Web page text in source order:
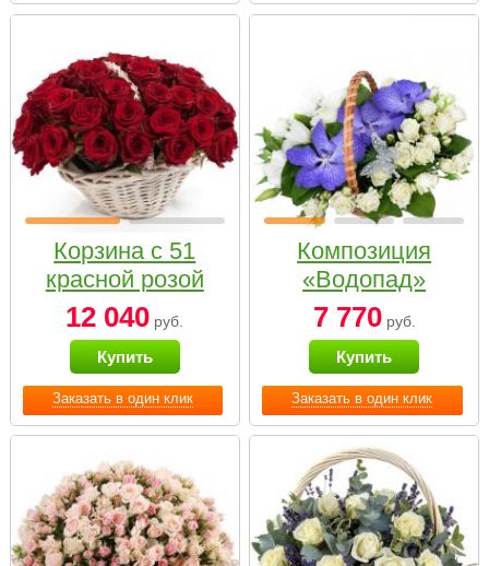
Заказать в один клик
Корзина с 51
красной розой
12 040 руб.
Купить
Заказать в один клик
Композиция
«Водопад»
7 770руб.
Купить